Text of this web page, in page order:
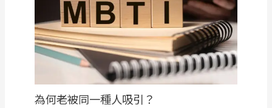
為何老被同一種人吸引？